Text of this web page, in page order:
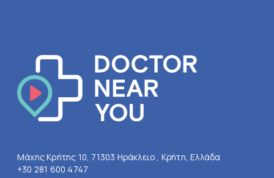
Μάχης Κρήτης 10, 71303 Ηράκλειο , Κρήτη, Ελλάδα
+30 281 600 4747